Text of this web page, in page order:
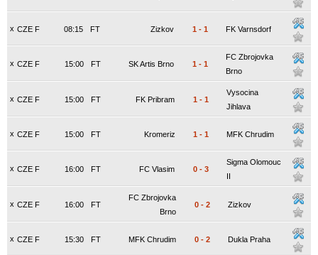
x CZE F FT
08:15 Zizkov 1 - 1 FK Varnsdorf
x CZE F FT
15:00 SK Artis Brno 1 - 1
FC Zbrojovka
Brno
x CZE F FT
15:00 FK Pribram 1 - 1
Vysocina
Jihlava
x CZE F FT
15:00 Kromeriz 1 - 1 MFK Chrudim
x CZE F FT
16:00 FC Vlasim 0 - 3
Sigma Olomouc
II
x CZE F FT
16:00
FC Zbrojovka
Brno
0 - 2 Zizkov
x CZE F FT
15:30 MFK Chrudim 0 - 2 Dukla Praha